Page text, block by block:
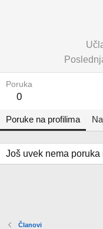
Poruka
0
Poruke na profilima
Još uvek nema poruka
Članovi